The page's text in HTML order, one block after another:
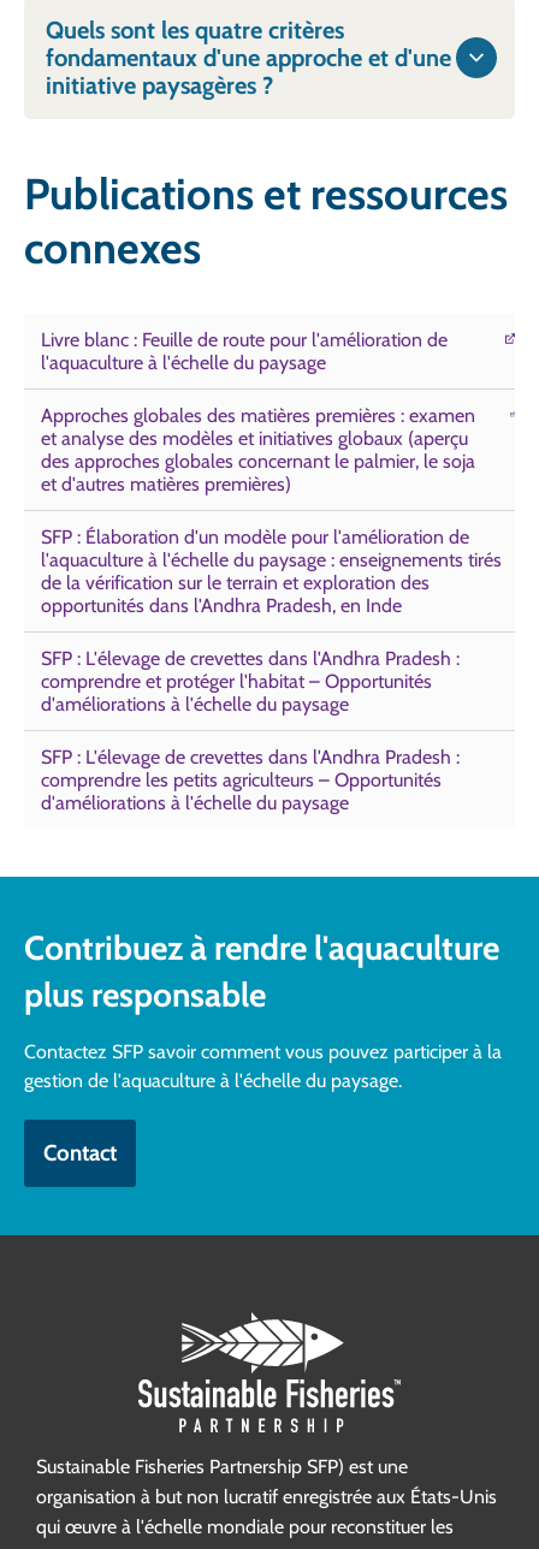
Quels sont les quatre critères
fondamentaux d'une approche et d'une
initiative paysagères ?
Publications et ressources
connexes
Livre blanc : Feuille de route pour l'amélioration de
l'aquaculture à l'échelle du paysage
Approches globales des matières premières : examen
et analyse des modèles et initiatives globaux (aperçu
des approches globales concernant le palmier, le soja
et d'autres matières premières)
SFP : Élaboration d'un modèle pour l'amélioration de
l'aquaculture à l'échelle du paysage : enseignements tirés
de la vérification sur le terrain et exploration des
opportunités dans l'Andhra Pradesh, en Inde
SFP : L'élevage de crevettes dans l'Andhra Pradesh :
comprendre et protéger l'habitat – Opportunités
d'améliorations à l'échelle du paysage
SFP : L'élevage de crevettes dans l'Andhra Pradesh :
comprendre les petits agriculteurs – Opportunités
d'améliorations à l'échelle du paysage
Contribuez à rendre l'aquaculture
plus responsable
Contactez SFP savoir comment vous pouvez participer à la
gestion de l'aquaculture à l'échelle du paysage.
Contact
Sustainable Fisheries Partnership SFP) est une
organisation à but non lucratif enregistrée aux États-Unis
qui œuvre à l'échelle mondiale pour reconstituer les